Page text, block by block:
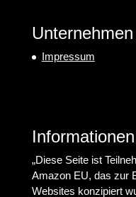
Unternehmen
Impressum
Informationen
„Diese Seite ist
Amazon EU, das zur
Websites konzipiert